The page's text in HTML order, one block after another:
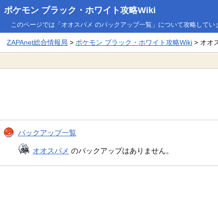
ポケモン ブラック・ホワイト攻略Wiki
このページでは「オオスバメ のバックアップ一覧」について攻略してい
ZAPAnet総合情報局 >ポケモン ブラック・ホワイト攻略Wiki > オオ
バックアップ一覧
オオスバメ のバックアップはありません。